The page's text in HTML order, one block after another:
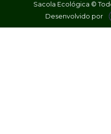
Sacola Ecológica ©
Desenvolvido por